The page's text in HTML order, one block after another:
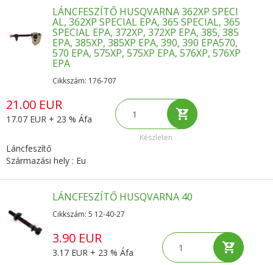
LÁNCFESZÍTŐ HUSQVARNA 362XP SPECI
AL, 362XP SPECIAL EPA, 365 SPECIAL, 365
SPECIAL EPA, 372XP, 372XP EPA, 385, 385
EPA, 385XP, 385XP EPA, 390, 390 EPA570,
570 EPA, 575XP, 575XP EPA, 576XP, 576XP
EPA
Cikkszám: 176-707
21.00 EUR
17.07 EUR + 23 % Áfa
Készleten
Láncfeszítő
Származási hely : Eu
LÁNCFESZÍTŐ HUSQVARNA 40
Cikkszám: 5 12-40-27
3.90 EUR
3.17 EUR + 23 % Áfa